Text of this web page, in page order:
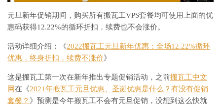
元旦新年促销期间，购买所有搬瓦工VPS套餐均可使用上面的优
惠码获得12.22%的循环折扣，续费也不会涨价。
活动详细介绍：《2022搬瓦工元旦新年优惠：全场12.22%循环
优惠，终身折扣，续费不涨价》
这是搬瓦工第一次在新年推出专题促销活动，之前搬瓦工中文
网在《2021年搬瓦工元旦优惠、圣诞优惠是什么？有没有促销
套餐？ 》预测是今年搬瓦工不会有元旦促销，没想到这么快就